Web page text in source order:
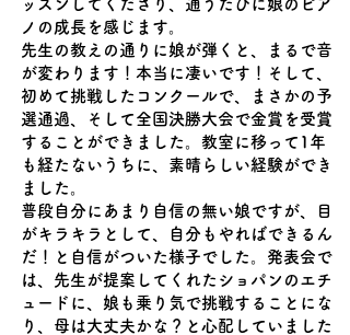
ッスンしてくださり、通うたびに娘のピア
ノの成長を感じます。
先生の教えの通りに娘が弾くと、まるで音
が変わります！本当に凄いです！そして、
初めて挑戦したコンクールで、まさかの予
選通過、そして全国決勝大会で金賞を受賞
することができました。教室に移って1年
も経たないうちに、素晴らしい経験ができ
ました。
普段自分にあまり自信の無い娘ですが、目
がキラキラとして、自分もやればできるん
だ！と自信がついた様子でした。発表会で
は、先生が提案してくれたショパンのエチ
ュードに、娘も乗り気で挑戦することにな
り、母は大丈夫かな？と心配していました